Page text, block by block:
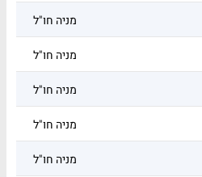
מניה חו"ל
מניה חו"ל
מניה חו"ל
מניה חו"ל
מניה חו"ל